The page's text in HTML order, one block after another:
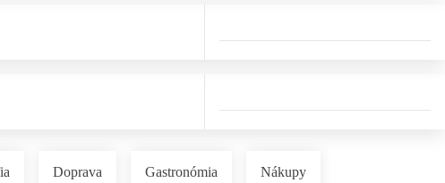
Doprava Gastronómia Nákupy